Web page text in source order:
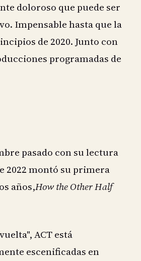
doloroso que puede ser
Impensable hasta que la
de 2020. Junto con
programadas de
pasado con su lectura
2022 montó su primera
años,How the Other Half
ACT está
escenificadas en